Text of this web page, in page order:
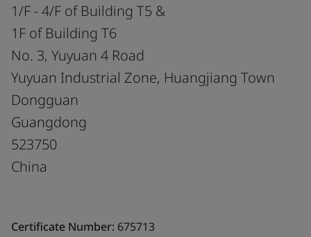
1/F - 4/F of Building T5 &
1F of Building T6
No. 3, Yuyuan 4 Road
Yuyuan Industrial Zone, Huangjiang Town
Dongguan
Guangdong
523750
China
Certificate Number: 675713